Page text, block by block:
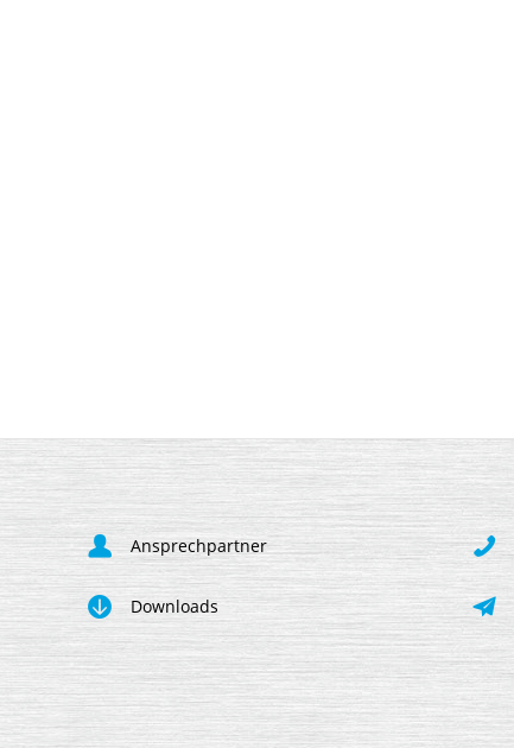
Ansprechpartner
Downloads